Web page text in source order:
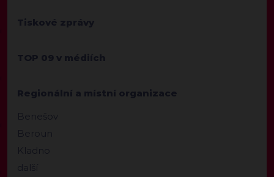
Tiskové zprávy
TOP 09 v médiích
Regionální a místní organizace
Benešov
Beroun
Kladno
další